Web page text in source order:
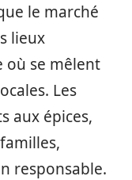
le marché
lieux
où se mêlent
Les
aux épices,
responsable.